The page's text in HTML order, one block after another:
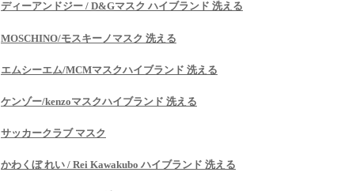
ディーアンドジー / D&Gマスク ハイブランド 洗える
MOSCHINO/モスキーノマスク 洗える
エムシーエム/MCMマスクハイブランド 洗える
ケンゾー/kenzoマスクハイブランド 洗える
サッカークラブ マスク
かわくぼ れい / Rei Kawakubo ハイブランド 洗える